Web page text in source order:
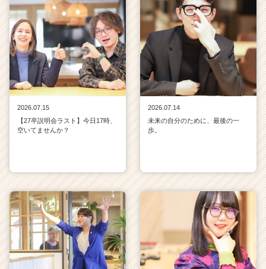
2026.07.15
【27卒説明会ラスト】今日17時、
空いてませんか？
2026.07.14
未来の自分のために、最後の一
歩。